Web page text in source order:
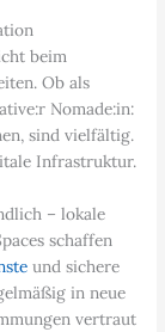
beim
Ob als
Nomade:in:
sind vielfältig.
Infrastruktur.
– lokale
schaffen
und sichere
in neue
vertraut